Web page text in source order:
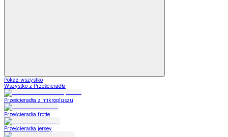
Pokaż wszystko
Wszystko z Prześcieradła
Prześcieradła z mikropluszu
Prześcieradła frotte
Prześcieradła jersey